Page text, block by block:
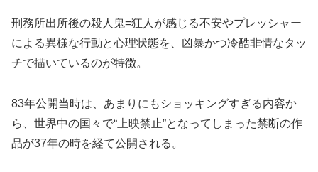
刑務所出所後の殺人鬼=狂人が感じる不安やプレッシャー
による異様な行動と心理状態を、凶暴かつ冷酷非情なタッ
チで描いているのが特徴。
83年公開当時は、あまりにもショッキングすぎる内容か
ら、世界中の国々で“上映禁止”となってしまった禁断の作
品が37年の時を経て公開される。